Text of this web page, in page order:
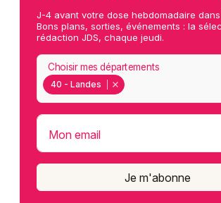
J-4 avant votre dose hebdomadaire
Bons plans, sorties, événements : la
rédaction JDS, chaque jeudi.
40 - Landes
Choisir mes départements
Mon email
Je m'abonne